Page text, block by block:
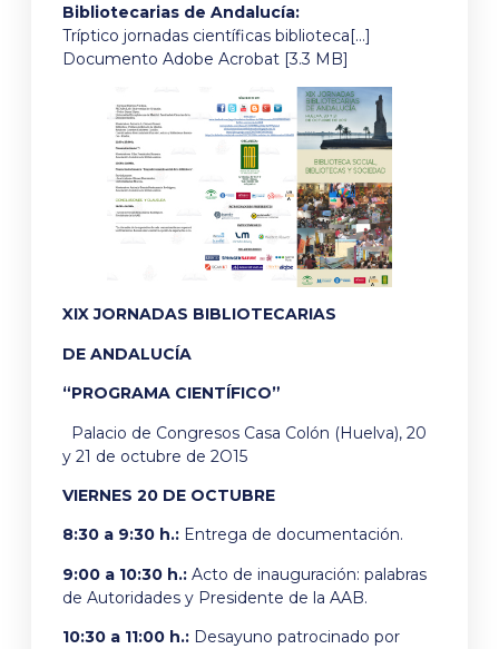
Bibliotecarias de Andalucía:
Tríptico jornadas científicas biblioteca[…]
Documento Adobe Acrobat [3.3 MB]
XIX JORNADAS BIBLIOTECARIAS
DE ANDALUCÍA
“PROGRAMA CIENTÍFICO”
Palacio de Congresos Casa Colón (Huelva), 20
y 21 de octubre de 2O15
VIERNES 20 DE OCTUBRE
8:30 a 9:30 h.: Entrega de documentación.
9:00 a 10:30 h.: Acto de inauguración: palabras
de Autoridades y Presidente de la AAB.
10:30 a 11:00 h.: Desayuno patrocinado por